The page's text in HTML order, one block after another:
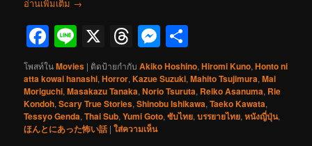
อ่านเพิ่มเติม →
Facebook
Line
X Threads
Messenger
โพสท์ในMovies | ติดป้ายกำกับ Akiko Hoshino,Hiromi Kuno,Honto ni
atta kowai hanashi,Horror,Kazue Suzuki,Mahito Tsujimura,Mai
Moriguchi,Masakazu Tanaka,Norio Tsuruta, Reiko Asanuma, Rie
Kondoh,Scary True Stories,Shinobu Ishikawa,Taeko Kawata,
Tessyo Genda,Thai Sub,Yumi Goto,ซับไทย,บรรยายไทย,หนังญี่ปุ่น,
ほんとにあった怖い話 |ใส่ความเห็น